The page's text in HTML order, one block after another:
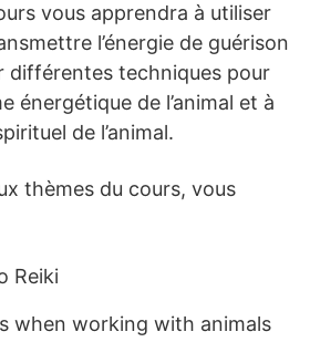
vous apprendra à utiliser
l’énergie de guérison
différentes techniques pour
énergétique de l’animal et à
de l’animal.
thèmes du cours, vous
Reiki
when working with animals